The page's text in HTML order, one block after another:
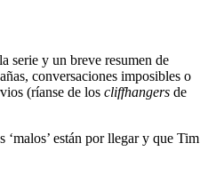
serie y un breve resumen de
conversaciones imposibles o
(ríanse de los cliffhangers de
están por llegar y que Tim